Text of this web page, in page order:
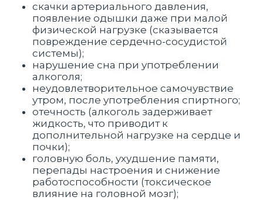
скачки артериального давления,
появление одышки даже при малой
физической нагрузке (сказывается
повреждение сердечно-сосудистой
системы);
нарушение сна при употреблении
алкоголя;
неудовлетворительное самочувствие
утром, после употребления спиртного;
отечность (алкоголь задерживает
жидкость, что приводит к
дополнительной нагрузке на сердце и
почки);
головную боль, ухудшение памяти,
перепады настроения и снижение
работоспособности (токсическое
влияние на головной мозг);